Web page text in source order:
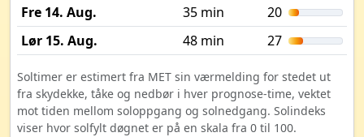
Fre 14. Aug.
35 min
20
Lør 15. Aug.
48 min 27
Soltimer er estimert fra MET sin værmelding for stedet ut
fra skydekke, tåke og nedbør i hver prognose-time, vektet
mot tiden mellom soloppgang og solnedgang. Solindeks
viser hvor solfylt døgnet er på en skala fra 0 til 100.